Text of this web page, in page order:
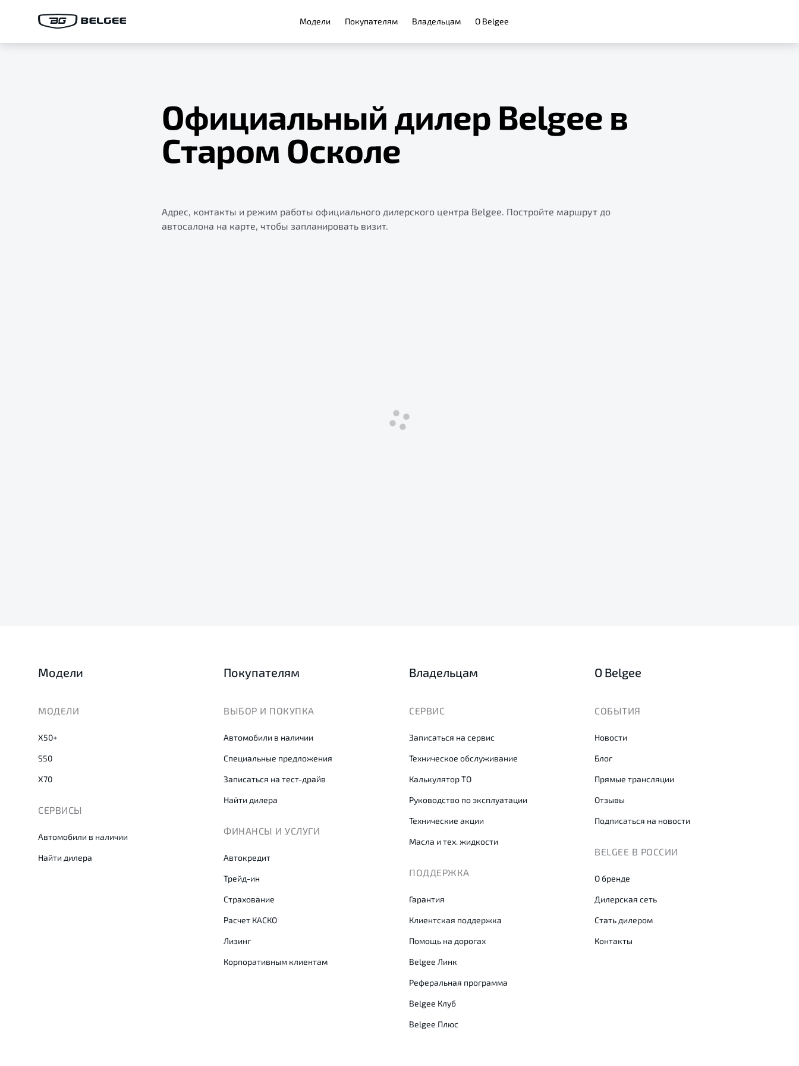
Модели Покупателям Владельцам О Belgee
Официальный дилер Belgee в
Старом Осколе
Адрес, контакты и режим работы официального дилерского центра Belgee. Постройте маршрут до
автосалона на карте, чтобы запланировать визит.
Модели
МОДЕЛИ
X50+
S50
X70
СЕРВИСЫ
Автомобили в наличии
Найти дилера
Покупателям
ВЫБОР И ПОКУПКА
Автомобили в наличии
Специальные предложения
Записаться на тест-драйв
Найти дилера
ФИНАНСЫ И УСЛУГИ
Автокредит
Трейд-ин
Страхование
Расчет КАСКО
Лизинг
Корпоративным клиентам
Владельцам
СЕРВИС
Записаться на сервис
Техническое обслуживание
Калькулятор ТО
Руководство по эксплуатации
Технические акции
Масла и тех. жидкости
ПОДДЕРЖКА
Гарантия
Клиентская поддержка
Помощь на дорогах
Belgee Линк
Реферальная программа
Belgee Клуб
Belgee Плюс
О Belgee
СОБЫТИЯ
Новости
Блог
Прямые трансляции
Отзывы
Подписаться на новости
BELGEE В РОССИИ
О бренде
Дилерская сеть
Стать дилером
Контакты